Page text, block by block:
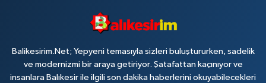
Balikesirim.Net; Yepyeni temasıyla sizleri buluştururken, sadelik
ve modernizmi bir araya getiriyor. Şatafattan kaçınıyor ve
insanlara Balıkesir ile ilgili son dakika haberlerini okuyabilecekleri